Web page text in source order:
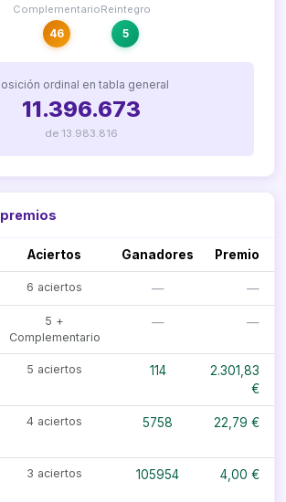
Complementario
46
Reintegro
5
ordinal en tabla general
11.396.673
de 13.983.816
Aciertos Ganadores Premio
6 aciertos — —
5 +
Complementario
— —
5 aciertos 114
2.301,83
€
4 aciertos 5758 22,79 €
3 aciertos 105954 4,00 €